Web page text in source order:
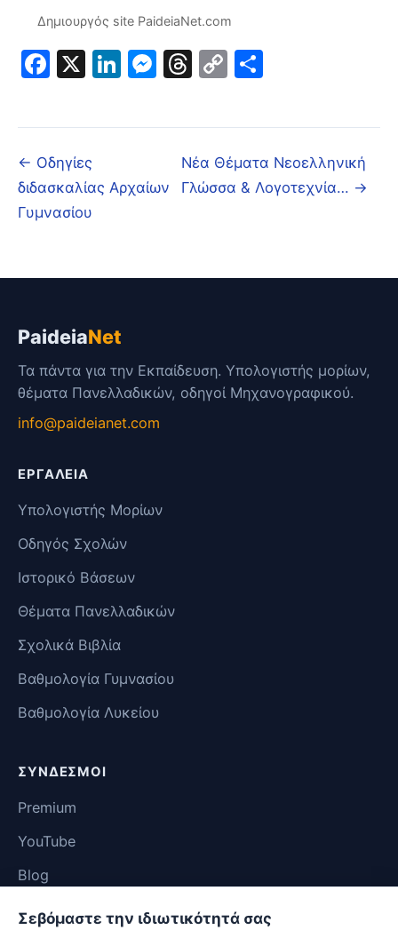
Δημιουργός site PaideiaNet.com
Facebook
X LinkedIn
Messenger
Threads
Copy
← Οδηγίες
διδασκαλίας Αρχαίων
Γυμνασίου
Νέα Θέματα Νεοελληνική
Γλώσσα & Λογοτεχνία… →
PaideiaNet
Τα πάντα για την Εκπαίδευση. Υπολογιστής μορίων,
θέματα Πανελλαδικών, οδηγοί Μηχανογραφικού.
info@paideianet.com
ΕΡΓΑΛΕΊΑ
Υπολογιστής Μορίων
Οδηγός Σχολών
Ιστορικό Βάσεων
Θέματα Πανελλαδικών
Σχολικά Βιβλία
Βαθμολογία Γυμνασίου
Βαθμολογία Λυκείου
ΣΎΝΔΕΣΜΟΙ
Premium
YouTube
Blog
Επικοινωνία
Σεβόμαστε την ιδιωτικότητά σας